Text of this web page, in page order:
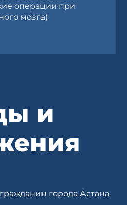
операции при
мозга)
и
города Астана